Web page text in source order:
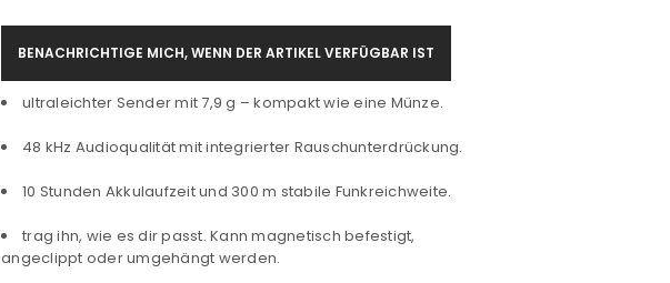
BENACHRICHTIGE MICH, WENN DER ARTIKEL VERFÜGBAR IST
ultraleichter Sender mit 7,9 g – kompakt wie eine Münze.
48 kHz Audioqualität mit integrierter Rauschunterdrückung.
10 Stunden Akkulaufzeit und 300 m stabile Funkreichweite.
trag ihn, wie es dir passt. Kann magnetisch befestigt,
angeclippt oder umgehängt werden.